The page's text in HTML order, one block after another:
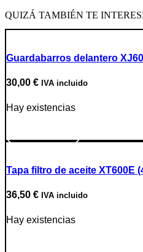
QUIZÁ TAMBIÉN TE
Guardabarros delantero
30,00 € IVA incluido
Hay existencias
Tapa filtro de aceite XT600E
36,50 € IVA incluido
Hay existencias